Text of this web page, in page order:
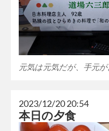
元気は元気だが、手元
2023/12/20 20:54
本日の夕食